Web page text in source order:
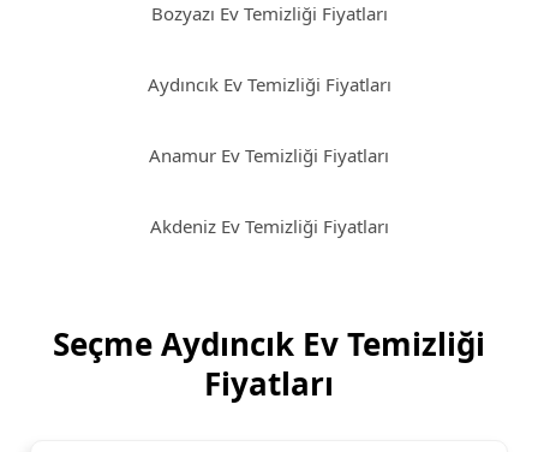
Bozyazı Ev Temizliği Fiyatları
Aydıncık Ev Temizliği Fiyatları
Anamur Ev Temizliği Fiyatları
Akdeniz Ev Temizliği Fiyatları
Seçme Aydıncık Ev Temizliği
Fiyatları